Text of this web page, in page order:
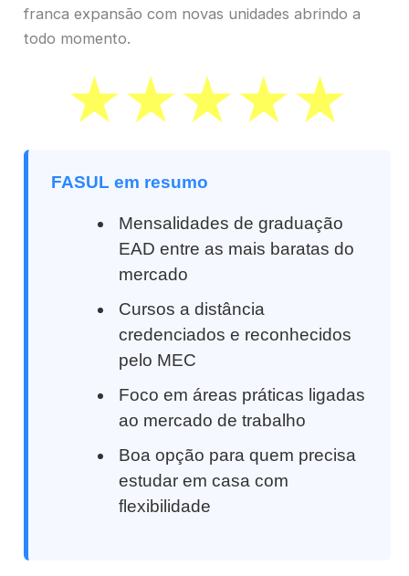
franca expansão com novas unidades abrindo a
todo momento.
FASUL em resumo
Mensalidades de graduação
EAD entre as mais baratas do
mercado
Cursos a distância
credenciados e reconhecidos
pelo MEC
Foco em áreas práticas ligadas
ao mercado de trabalho
Boa opção para quem precisa
estudar em casa com
flexibilidade